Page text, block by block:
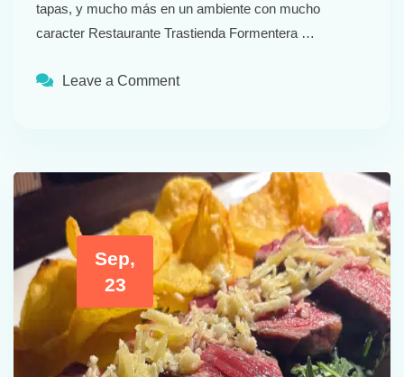
tapas, y mucho más en un ambiente con mucho
caracter Restaurante Trastienda Formentera …
Leave a Comment
Sep,
23